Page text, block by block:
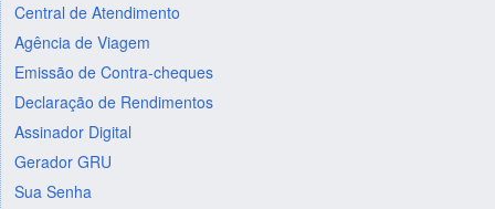
Central de Atendimento
Agência de Viagem
Emissão de Contra-cheques
Declaração de Rendimentos
Assinador Digital
Gerador GRU
Sua Senha